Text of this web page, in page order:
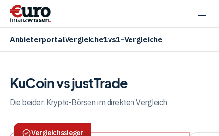
AnbieterportalVergleiche1vs1-Vergleiche
Aktien
KuCoin vs justTrade
Die beiden Krypto-Börsen im direkten Vergleich
Vergleichssieger